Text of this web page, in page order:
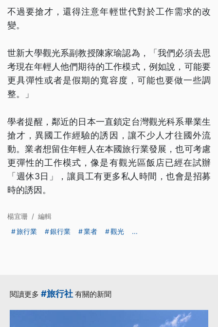
不過要搶才，還得注意年輕世代對於工作需求的改
變。
世新大學觀光系副教授陳家瑜認為，「我們必須去思
考現在年輕人他們期待的工作模式，例如說，可能要
更具彈性或者是假期的寬容度，可能也要做一些調
整。」
學者提醒，鄰近的日本一直鎖定台灣觀光科系畢業生
搶才，異國工作經驗的誘因，讓不少人才往國外流
動。業者想留住年輕人在本國旅行業發展，也可考慮
更彈性的工作模式，像是有觀光區飯店已經在試辦
「週休3日」，讓員工有更多私人時間，也會是招募
時的誘因。
楊宜珊 / 編輯
旅行業
銀行業 業者 觀光 ...
閱讀更多 #旅行社 有關的新聞